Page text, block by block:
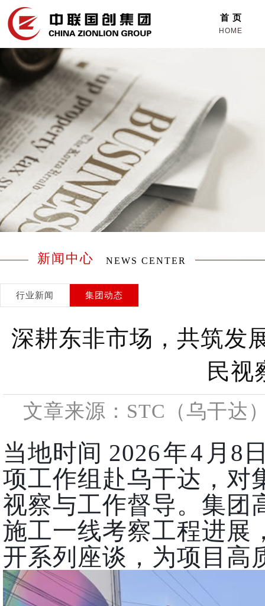
首 页
HOME
新闻中心 NEWS CENTER
行业新闻 集团动态
深耕东非市场，共筑
民视
文章来源：STC（乌干
当地时间 2026年4 月8
项工作组赴乌干达，对
视察与工作督导。集团
施工一线考察工程进展
开系列座谈，为项目高